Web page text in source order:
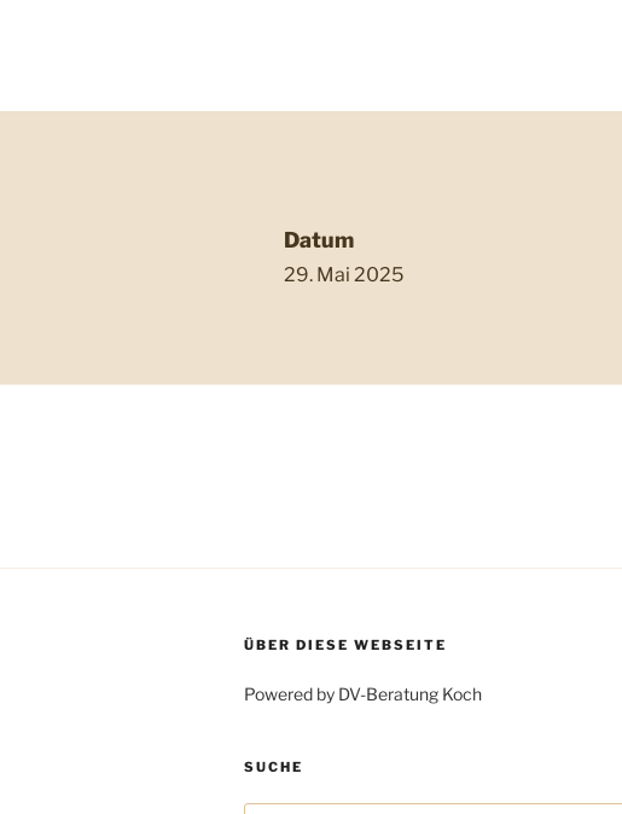
Datum
29. Mai 2025
ÜBER DIESE WEBSEITE
Powered by DV-Beratung Koch
SUCHE